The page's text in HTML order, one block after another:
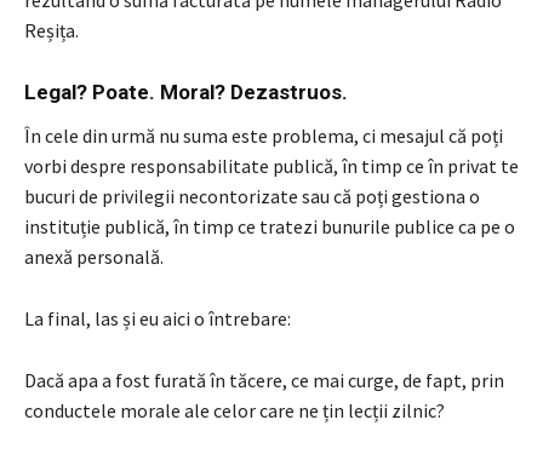
Reșița.
Legal? Poate. Moral? Dezastruos.
În cele din urmă nu suma este problema, ci mesajul că poți
vorbi despre responsabilitate publică, în timp ce în privat te
bucuri de privilegii necontorizate sau că poți gestiona o
instituție publică, în timp ce tratezi bunurile publice ca pe o
anexă personală.
La final, las și eu aici o întrebare:
Dacă apa a fost furată în tăcere, ce mai curge, de fapt, prin
conductele morale ale celor care ne țin lecții zilnic?